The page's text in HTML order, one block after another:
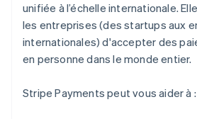
unifiée à l’échelle internationale.
les entreprises (des startups aux
internationales) d'accepter des
en personne dans le monde entier.
Stripe Payments peut vous aider à :